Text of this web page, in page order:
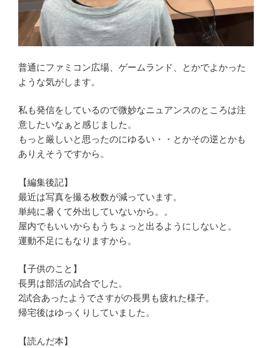
普通にファミコン広場、ゲームランド、とかでよかった
ような気がします。
私も発信をしているので微妙なニュアンスのところは注
意したいなぁと感じました。
もっと厳しいと思ったのにゆるい・・とかその逆とかも
ありえそうですから。
【編集後記】
最近は写真を撮る枚数が減っています。
単純に暑くて外出していないから。。
屋内でもいいからもうちょっと出るようにしないと。
運動不足にもなりますから。
【子供のこと】
長男は部活の試合でした。
2試合あったようでさすがの長男も疲れた様子。
帰宅後はゆっくりしていました。
【読んだ本】